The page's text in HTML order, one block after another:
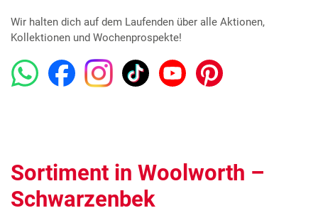
Wir halten dich auf dem Laufenden über alle Aktionen,
Kollektionen und Wochenprospekte!
Sortiment in Woolworth –
Schwarzenbek